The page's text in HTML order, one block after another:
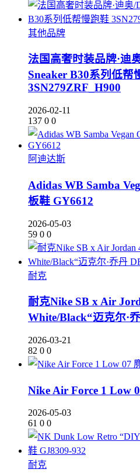
其他品牌
法国高奢时装品牌·迪
Sneaker B30系列低帮
3SN279ZRF_H900
2026-02-11
137 0 0
阿迪达斯
Adidas WB Samba
板鞋 GY6612
2026-05-03
59 0 0
耐克
耐克Nike SB x Air
White/Black“迈克尔·
2026-03-21
82 0 0
Nike Air Force 1 Low
2026-05-03
61 0 0
耐克